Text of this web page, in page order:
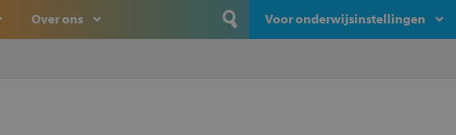
Over ons Voor onderwijsinstellingen